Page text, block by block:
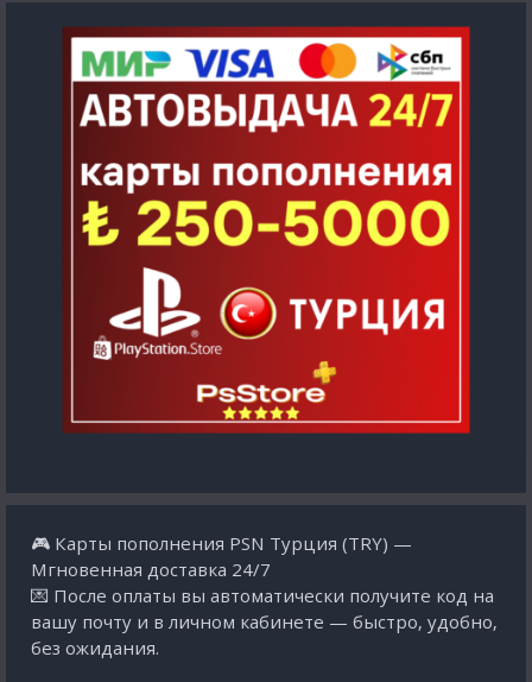
🎮 Карты пополнения PSN Турция (TRY) —
Мгновенная доставка 24/7
💌 После оплаты вы автоматически получите код на
вашу почту и в личном кабинете — быстро, удобно,
без ожидания.